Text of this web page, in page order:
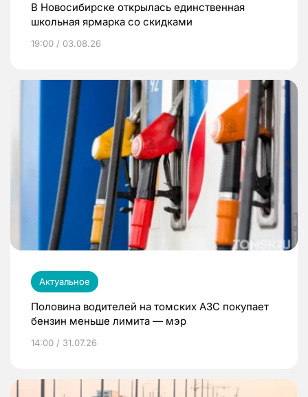
В Новосибирске открылась единственная
школьная ярмарка со скидками
19:00 / 03.08.26
Актуальное
Половина водителей на томских АЗС покупает
бензин меньше лимита — мэр
14:00 / 31.07.26